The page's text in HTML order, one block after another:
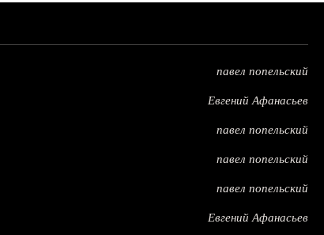
павел попельский
Евгений Афанасьев
павел попельский
павел попельский
павел попельский
Евгений Афанасьев